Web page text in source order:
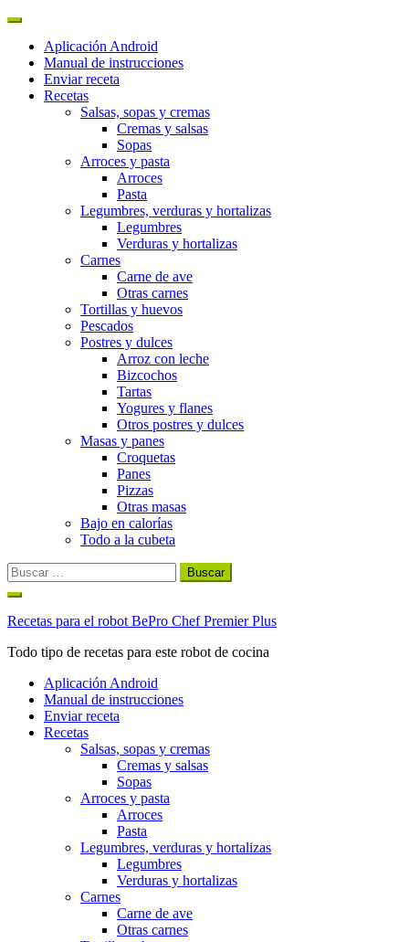
Aplicación Android
Manual de instrucciones
Enviar receta
Recetas
Salsas, sopas y cremas
Cremas y salsas
Sopas
Arroces y pasta
Arroces
Pasta
Legumbres, verduras y hortalizas
Legumbres
Verduras y hortalizas
Carnes
Carne de ave
Otras carnes
Tortillas y huevos
Pescados
Postres y dulces
Arroz con leche
Bizcochos
Tartas
Yogures y flanes
Otros postres y dulces
Masas y panes
Croquetas
Panes
Pizzas
Otras masas
Bajo en calorías
Todo a la cubeta
Buscar:
Ir
contenido
Recetas para el robot BePro Chef Premier Plus
Todo tipo de recetas para este robot de cocina
Aplicación Android
Manual de instrucciones
Enviar receta
Recetas
Salsas, sopas y cremas
Cremas y salsas
Sopas
Arroces y pasta
Arroces
Pasta
Legumbres, verduras y hortalizas
Legumbres
Verduras y hortalizas
Carnes
Carne de ave
Otras carnes